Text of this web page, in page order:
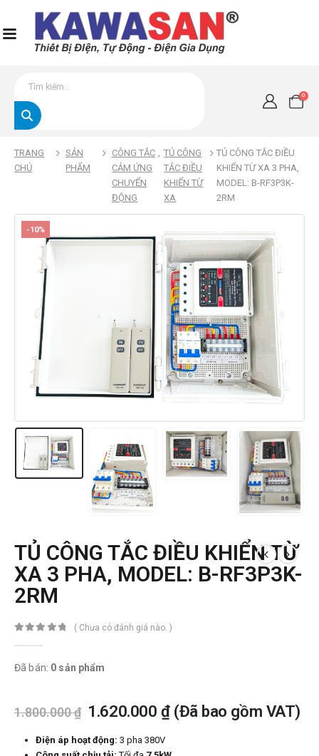
0
TRANG
CHỦ
SẢN
PHẨM
CÔNG TẮC
CẢM ỨNG
CHUYỂN
ĐỘNG
, TỦ CÔNG
TẮC ĐIỀU
KHIỂN TỪ
XA
TỦ CÔNG TẮC ĐIỀU
KHIỂN TỪ XA 3 PHA,
MODEL: B-RF3P3K-
2RM
-10%
TỦ CÔNG TẮC ĐIỀU KHIỂN TỪ
XA 3 PHA, MODEL: B-RF3P3K-
2RM
( Chưa có đánh giá nào. )
Đã bán: 0 sản phẩm
1.800.000₫ 1.620.000 ₫(Đã bao gồm VAT)
Điện áp hoạt động: 3 pha 380V